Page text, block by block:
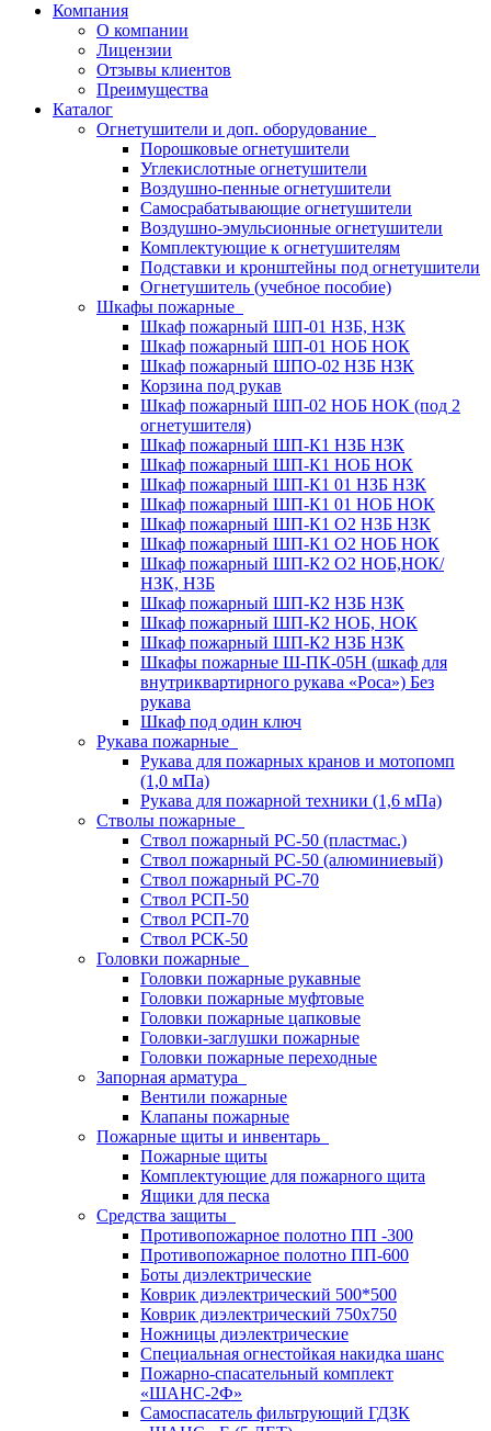
Компания
О компании
Лицензии
Отзывы клиентов
Преимущества
Каталог
Огнетушители и доп. оборудование
Порошковые огнетушители
Углекислотные огнетушители
Воздушно-пенные огнетушители
Самосрабатывающие огнетушители
Воздушно-эмульсионные огнетушители
Комплектующие к огнетушителям
Подставки и кронштейны под огнетушители
Огнетушитель (учебное пособие)
Шкафы пожарные
Шкаф пожарный ШП-01 НЗБ, НЗК
Шкаф пожарный ШП-01 НОБ НОК
Шкаф пожарный ШПО-02 НЗБ НЗК
Корзина под рукав
Шкаф пожарный ШП-02 НОБ НОК (под 2
огнетушителя)
Шкаф пожарный ШП-К1 НЗБ НЗК
Шкаф пожарный ШП-К1 НОБ НОК
Шкаф пожарный ШП-К1 01 НЗБ НЗК
Шкаф пожарный ШП-К1 01 НОБ НОК
Шкаф пожарный ШП-К1 О2 НЗБ НЗК
Шкаф пожарный ШП-К1 О2 НОБ НОК
Шкаф пожарный ШП-К2 О2 НОБ,НОК/
НЗК, НЗБ
Шкаф пожарный ШП-К2 НЗБ НЗК
Шкаф пожарный ШП-К2 НОБ, НОК
Шкаф пожарный ШП-К2 НЗБ НЗК
Шкафы пожарные Ш-ПК-05Н (шкаф для
внутриквартирного рукава «Роса») Без
рукава
Шкаф под один ключ
Рукава пожарные
Рукава для пожарных кранов и мотопомп
(1,0 мПа)
Рукава для пожарной техники (1,6 мПа)
Стволы пожарные
Ствол пожарный РС-50 (пластмас.)
Ствол пожарный РС-50 (алюминиевый)
Ствол пожарный РС-70
Ствол РСП-50
Ствол РСП-70
Ствол РСК-50
Головки пожарные
Головки пожарные рукавные
Головки пожарные муфтовые
Головки пожарные цапковые
Головки-заглушки пожарные
Головки пожарные переходные
Запорная арматура
Вентили пожарные
Клапаны пожарные
Пожарные щиты и инвентарь
Пожарные щиты
Комплектующие для пожарного щита
Ящики для песка
Средства защиты
Противопожарное полотно ПП -300
Противопожарное полотно ПП-600
Боты диэлектрические
Коврик диэлектрический 500*500
Коврик диэлектрический 750х750
Ножницы диэлектрические
Специальная огнестойкая накидка шанс
Пожарно-спасательный комплект
«ШАНС-2Ф»
Самоспасатель фильтрующий ГДЗК